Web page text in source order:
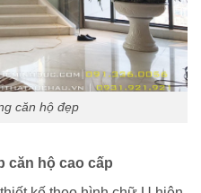
căn hộ đẹp
căn hộ cao cấp